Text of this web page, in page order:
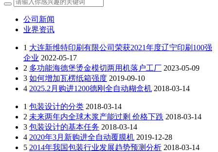
公司新闻
业界资讯
1 大连新维特印刷有限公司荣获2021年度辽宁印刷100强
企业 2022-05-17
2 多功能海德堡烫金模切两用机落户工厂 2023-05-09
3 如何增加瓦楞纸箱强度 2019-09-10
4 2025.2月购进1200德刚全自动糊盒机 2018-03-14
1 包装设计的分类 2018-03-14
2 未来两年内全球木浆产能过剩 价格下跌 2018-03-14
3 包装设计的基本任务 2018-03-14
4 2020年3月新购进全自动覆膜机 2019-12-28
5 2014年我国包装行业发展趋势预测分析 2018-03-14